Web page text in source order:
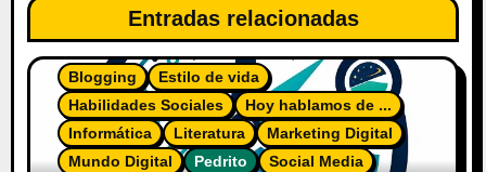
Entradas relacionadas
Blogging
Estilo de vida
Habilidades Sociales
Hoy hablamos de ...
Informática
Literatura
Marketing Digital
Mundo Digital
Pedrito
Social Media